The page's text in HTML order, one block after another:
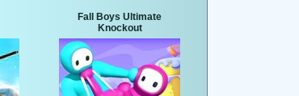
Fall Boys Ultimate
Knockout